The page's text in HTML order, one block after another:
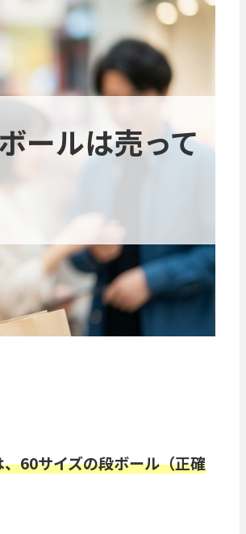
ールは売って
60サイズの段ボール（正確